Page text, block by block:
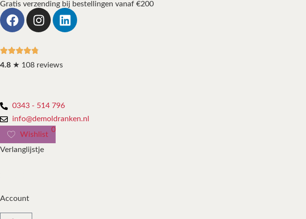
Gratis verzending bij bestellingen vanaf €200
4.8 ★ 108 reviews
0343 - 514 796
info@demoldranken.nl
Wishlist
0
Verlanglijstje
Account